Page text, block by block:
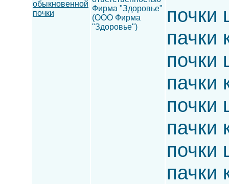
обыкновенной
почки
Фирма "Здоровье"
(ООО Фирма
"Здоровье")
почки
пачки
почки
пачки
почки
пачки
почки
пачки